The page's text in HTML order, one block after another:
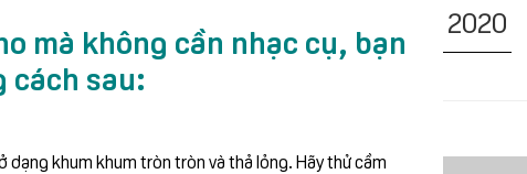
mà không cần nhạc cụ, bạn
cách sau:
dạng khum khum tròn tròn và thả lỏng. Hãy thử cầm
2020